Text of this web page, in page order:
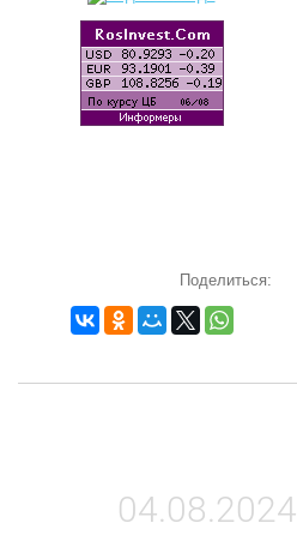
Поделиться:
04.08.2024